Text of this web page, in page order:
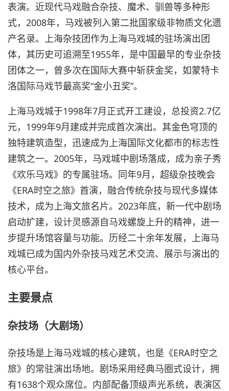
表演。近现代马戏融合杂技、魔术、驯兽等多种形
式，2008年，马戏被列入第二批国家级非物质文化遗
产名录。上海杂技团作为上海马戏城的驻场演出团
体，其历史可追溯至1955年，是中国最早的专业杂技
团体之一，曾多次在国际大赛中斩获金奖，如蒙特卡
洛国际马戏节最高奖“金小丑奖”。
上海马戏城于1998年7月正式开工建设，总投资2.7亿
元，1999年9月建成并完成首次演出。其金色穹顶的
独特建筑造型，迅速成为上海国际文化都市的标志性
建筑之一。2005年，马戏城中剧场落成，成为亲子秀
《欢乐马戏》的专属驻场。同年9月，超级杂技晚会
《ERA时空之旅》首演，融合传统杂技与现代多媒体
技术，成为上海文旅名片。2023年底，新一代中剧场
启动扩建，设计灵感源自马戏螺旋上升的精神，进一
步提升场馆容量与功能。历经二十余年发展，上海马
戏城已成为国内外杂技马戏艺术交流、展示与演出的
核心平台。
主要景点
杂技场（大剧场）
杂技场是上海马戏城的核心建筑，也是《ERA时空之
旅》的常驻演出场地。剧场采用经典马圈式设计，拥
有1638个观众席位。内部配备顶级声光系统，表演区